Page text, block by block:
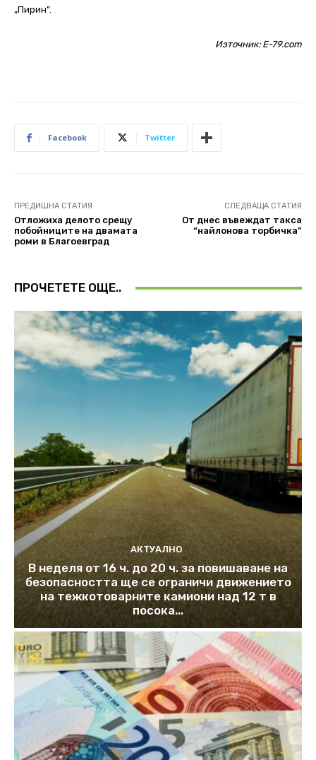
„Пирин”.
Източник: E-79.com
Facebook Twitter
ПРЕДИШНА СТАТИЯ
Отложиха делото срещу
побойниците на двамата
роми в Благоевград
СЛЕДВАЩА СТАТИЯ
От днес въвеждат такса
“найлонова торбичка”
ПРОЧЕТЕТЕ ОЩЕ..
АКТУАЛНО
В неделя от 16 ч. до 20 ч. за повишаване на
безопасността ще се ограничи движението
на тежкотоварните камиони над 12 т в
посока...